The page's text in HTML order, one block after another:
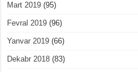
Mart 2019 (95)
Fevral 2019 (96)
Yanvar 2019 (66)
Dekabr 2018 (83)